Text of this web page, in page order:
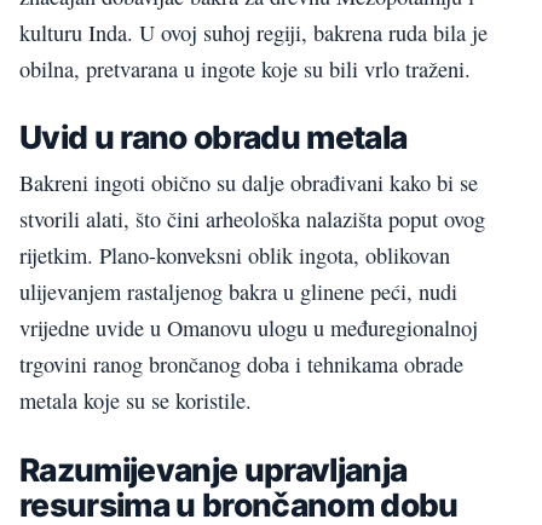
kulturu Inda. U ovoj suhoj regiji, bakrena ruda bila je
obilna, pretvarana u ingote koje su bili vrlo traženi.
Uvid u rano obradu metala
Bakreni ingoti obično su dalje obrađivani kako bi se
stvorili alati, što čini arheološka nalazišta poput ovog
rijetkim. Plano-konveksni oblik ingota, oblikovan
ulijevanjem rastaljenog bakra u glinene peći, nudi
vrijedne uvide u Omanovu ulogu u međuregionalnoj
trgovini ranog brončanog doba i tehnikama obrade
metala koje su se koristile.
Razumijevanje upravljanja
resursima u brončanom dobu